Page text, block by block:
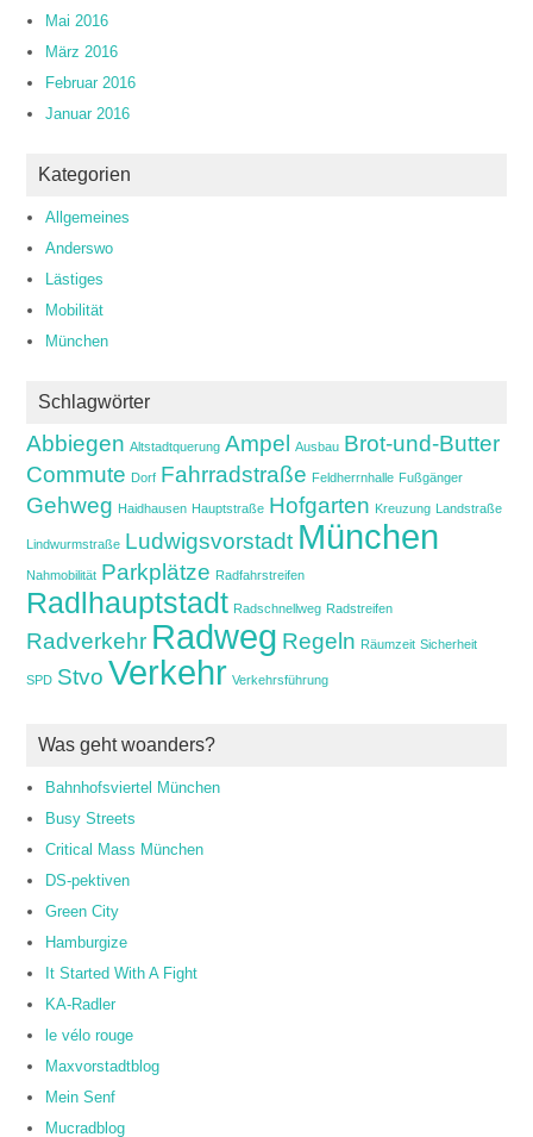
Mai 2016
März 2016
Februar 2016
Januar 2016
Kategorien
Allgemeines
Anderswo
Lästiges
Mobilität
München
Schlagwörter
Abbiegen Altstadtquerung Ampel Ausbau Brot-und-Butter
Commute Dorf Fahrradstraße Feldherrnhalle Fußgänger
Gehweg Haidhausen Hauptstraße Hofgarten Kreuzung Landstraße
Lindwurmstraße Ludwigsvorstadt München
Nahmobilität Parkplätze Radfahrstreifen
Radlhauptstadt Radschnellweg Radstreifen
Radverkehr Radweg Regeln Räumzeit Sicherheit
SPD Stvo Verkehr Verkehrsführung
Was geht woanders?
Bahnhofsviertel München
Busy Streets
Critical Mass München
DS-pektiven
Green City
Hamburgize
It Started With A Fight
KA-Radler
le vélo rouge
Maxvorstadtblog
Mein Senf
Mucradblog